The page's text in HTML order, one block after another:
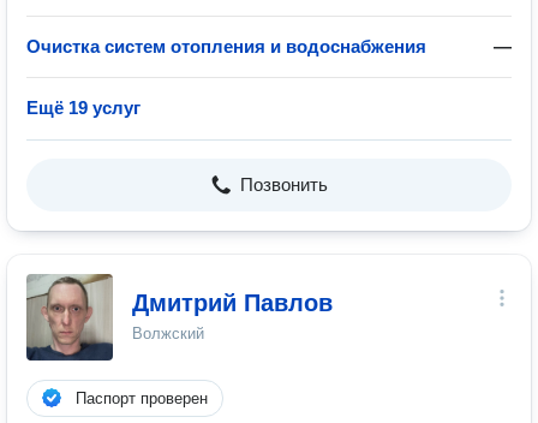
Очистка систем отопления и водоснабжения —
Ещё 19 услуг
Позвонить
Дмитрий Павлов
Волжский
Паспорт проверен